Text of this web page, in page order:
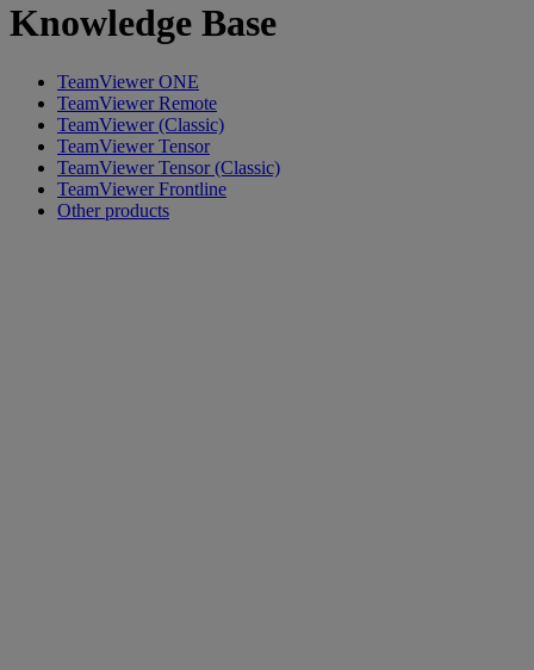
Knowledge Base
TeamViewer ONE
TeamViewer Remote
TeamViewer (Classic)
TeamViewer Tensor
TeamViewer Tensor (Classic)
TeamViewer Frontline
Other products